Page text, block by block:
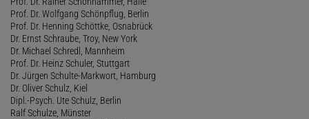
Prof. Dr. Wolfgang Schönpflug, Berlin
Prof. Dr. Henning Schöttke, Osnabrück
Dr. Ernst Schraube, Troy, New York
Dr. Michael Schredl, Mannheim
Prof. Dr. Heinz Schuler, Stuttgart
Dr. Jürgen Schulte-Markwort, Hamburg
Dr. Oliver Schulz, Kiel
Dipl.-Psych. Ute Schulz, Berlin
Ralf Schulze, Münster